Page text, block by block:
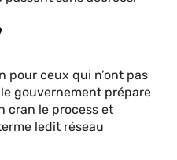
pour ceux qui n’ont pas
gouvernement prépare
cran le process et
ledit réseau